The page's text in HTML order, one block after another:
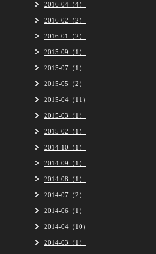
2016-04（4）
2016-02（2）
2016-01（2）
2015-09（1）
2015-07（1）
2015-05（2）
2015-04（11）
2015-03（1）
2015-02（1）
2014-10（1）
2014-09（1）
2014-08（1）
2014-07（2）
2014-06（1）
2014-04（10）
2014-03（1）